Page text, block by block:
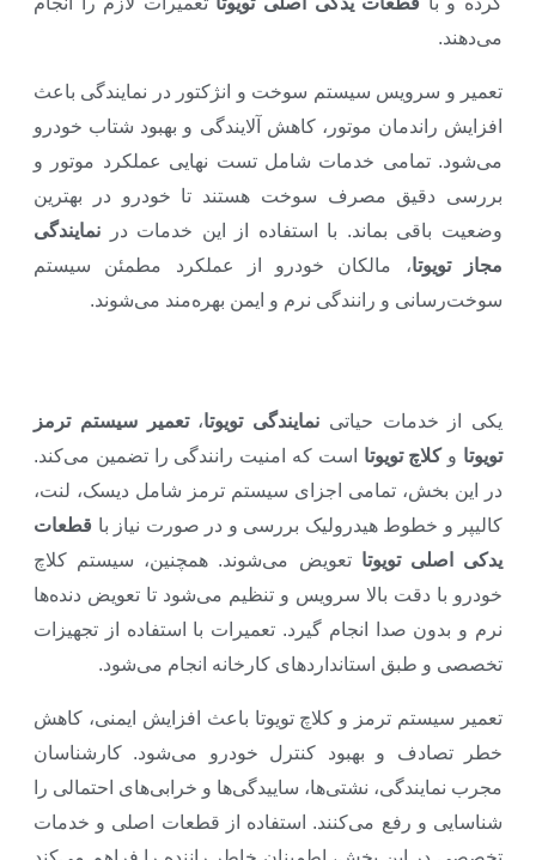
می‌دهند.
تعمیر و سرویس سیستم سوخت و انژکتور در نمایندگی باعث
افزایش راندمان موتور، کاهش آلایندگی و بهبود شتاب خودرو
می‌شود. تمامی خدمات شامل تست نهایی عملکرد موتور و
بررسی دقیق مصرف سوخت هستند تا خودرو در بهترین
وضعیت باقی بماند. با استفاده از این خدمات در نمایندگی
مجاز تویوتا، مالکان خودرو از عملکرد مطمئن سیستم
سوخت‌رسانی و رانندگی نرم و ایمن بهره‌مند می‌شوند.
یکی از خدمات حیاتی نمایندگی تویوتا،تعمیر سیستم ترمز
تویوتا وکلاچ تویوتا است که امنیت رانندگی را تضمین می‌کند.
در این بخش، تمامی اجزای سیستم ترمز شامل دیسک، لنت،
کالیپر و خطوط هیدرولیک بررسی و در صورت نیاز با قطعات
یدکی اصلی تویوتا تعویض می‌شوند. همچنین، سیستم کلاچ
خودرو با دقت بالا سرویس و تنظیم می‌شود تا تعویض دنده‌ها
نرم و بدون صدا انجام گیرد. تعمیرات با استفاده از تجهیزات
تخصصی و طبق استانداردهای کارخانه انجام می‌شود.
تعمیر سیستم ترمز و کلاچ تویوتا باعث افزایش ایمنی، کاهش
خطر تصادف و بهبود کنترل خودرو می‌شود. کارشناسان
مجرب نمایندگی، نشتی‌ها، ساییدگی‌ها و خرابی‌های احتمالی را
شناسایی و رفع می‌کنند. استفاده از قطعات اصلی و خدمات